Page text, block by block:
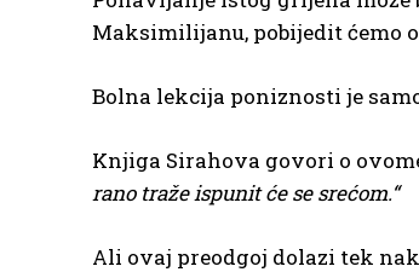
Maksimilijanu, pobijedit ćemo
Bolna lekcija poniznosti je
Knjiga Sirahova govori o
rano traže ispunit će se srećom.“
Ali ovaj preodgoj dolazi tek